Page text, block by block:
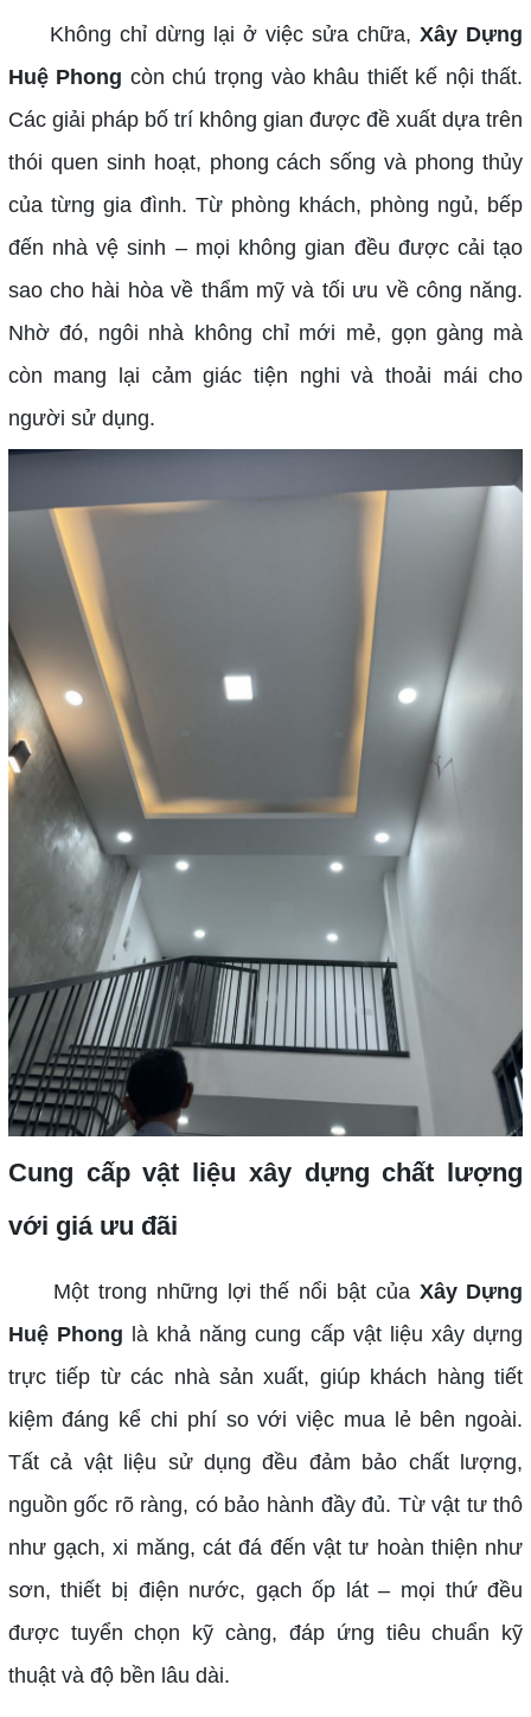
Không chỉ dừng lại ở việc sửa chữa,Xây Dựng
Huệ Phong còn chú trọng vào khâu thiết kế nội thất.
Các giải pháp bố trí không gian được đề xuất dựa trên
thói quen sinh hoạt, phong cách sống và phong thủy
của từng gia đình. Từ phòng khách, phòng ngủ, bếp
đến nhà vệ sinh – mọi không gian đều được cải tạo
sao cho hài hòa về thẩm mỹ và tối ưu về công năng.
Nhờ đó, ngôi nhà không chỉ mới mẻ, gọn gàng mà
còn mang lại cảm giác tiện nghi và thoải mái cho
người sử dụng.
Cung cấp vật liệu xây dựng chất lượng
với giá ưu đãi
Một trong những lợi thế nổi bật của Xây Dựng
Huệ Phong là khả năng cung cấp vật liệu xây dựng
trực tiếp từ các nhà sản xuất, giúp khách hàng tiết
kiệm đáng kể chi phí so với việc mua lẻ bên ngoài.
Tất cả vật liệu sử dụng đều đảm bảo chất lượng,
nguồn gốc rõ ràng, có bảo hành đầy đủ. Từ vật tư thô
như gạch, xi măng, cát đá đến vật tư hoàn thiện như
sơn, thiết bị điện nước, gạch ốp lát – mọi thứ đều
được tuyển chọn kỹ càng, đáp ứng tiêu chuẩn kỹ
thuật và độ bền lâu dài.